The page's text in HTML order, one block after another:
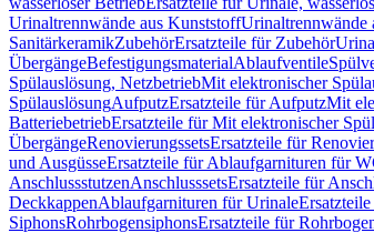
Urinaltrennwände aus KunststoffUrinaltrennwände
SanitärkeramikZubehörErsatzteile für Zubehör
ÜbergängeBefestigungsmaterialAblaufventile
Spülauslösung, NetzbetriebMit elektronischer
SpülauslösungAufputzErsatzteile für AufputzMit
BatteriebetriebErsatzteile für Mit elektronischer
ÜbergängeRenovierungssetsErsatzteile für
und AusgüsseErsatzteile für Ablaufgarnituren für
AnschlussstutzenAnschlusssetsErsatzteile für
DeckkappenAblaufgarnituren für Urinale
SiphonsRohrbogensiphonsErsatzteile für